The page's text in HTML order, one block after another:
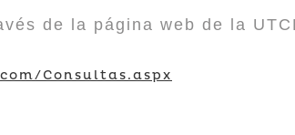
de la página web de la
Consultas.aspx